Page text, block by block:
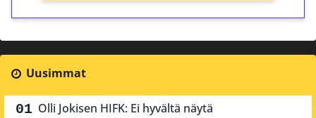
Uusimmat
Olli Jokisen HIFK: Ei hyvältä näytä